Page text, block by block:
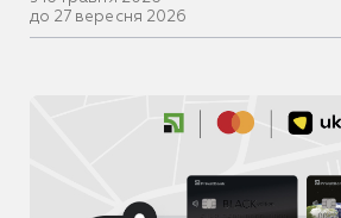
до 27 вересня 2026